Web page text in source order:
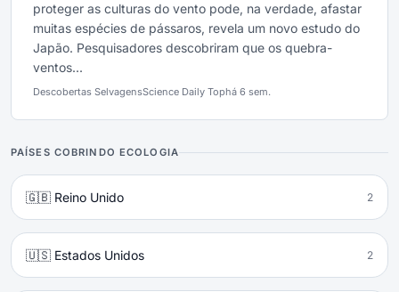
proteger as culturas do vento pode, na verdade, afastar
muitas espécies de pássaros, revela um novo estudo do
Japão. Pesquisadores descobriram que os quebra-
ventos...
Descobertas SelvagensScience Daily Tophá 6 sem.
PAÍSES COBRINDO ECOLOGIA
🇬🇧 Reino Unido 2
🇺🇸 Estados Unidos 2